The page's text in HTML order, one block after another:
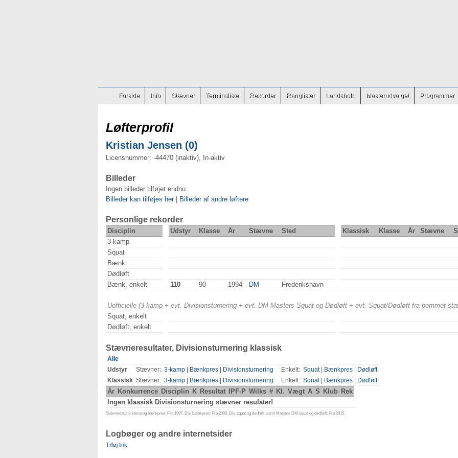
Forside Info Stævner Terminsliste Rekorder Ranglister Landshold Masterudvalget Programmer
Løfterprofil
Kristian Jensen (0)
Licensnummer: -44470 (inaktiv), In-aktiv
Billeder
Ingen billeder tilføjet endnu.
Billeder kan tilføjes her| Billeder af andre løftere
Personlige rekorder
Disciplin Udstyr Klasse År Stævne Sted Klassisk Klasse År Stævne
3-kamp
Squat
Bænk
Dødløft
Bænk, enkelt
110 90 1994 DM Frederikshavn
Uofficielle (3-kamp + evt. Divisionsturnering + evt. DM Masters Squat og Dødløft + evt. Squat/Dødløft fra bommet
Squat, enkelt
Dødløft, enkelt
Stævneresultater, Divisionsturnering klassisk
Alle
Udstyr
Stævner: 3-kamp Bænkpres Divisionsturnering Enkelt: Squat| Bænkpres
Dødløft
Klassisk Stævner: 3-kamp Bænkpres Divisionsturnering Enkelt: Squat| Bænkpres Dødløft
År Konkurrence Disciplin K Resultat IPF-P Wilks # Kl. Vægt A S Klub Rek
Ingen klassisk Divisionsturnering stævner resulater!
Stævnedata: 3-kamp og bænkpres: Fra 1997. Div. bænkpres: Fra 2000. Div. squat og dødløft, samt Masters DM squat og dødløft: Fra 2015.
Logbøger og andre internetsider
Tilføj link